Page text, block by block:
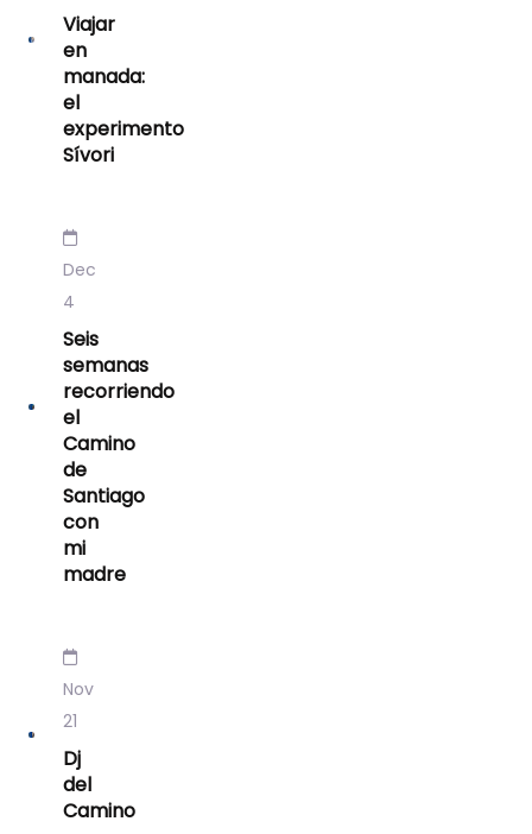
Viajar
en
manada:
el
experimento
Sívori
Dec
4
Seis
semanas
recorriendo
el
Camino
de
Santiago
con
mi
madre
Nov
21
Dj
del
Camino